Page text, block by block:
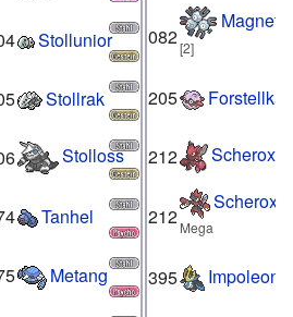
Stollunior
Stollrak
Stolloss
Tanhel
Metang
082[2]
205 Forstellka
212 Scherox
212
Scherox
Mega
395 Impoleon